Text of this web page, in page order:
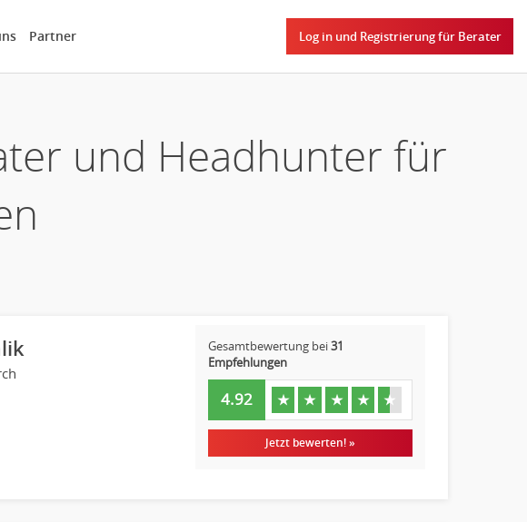
Partner Log in und Registrierung für Berater
und Headhunter für
Gesamtbewertung bei31
Empfehlungen
4.92 ★ ★ ★ ★ ★
Jetzt bewerten! »